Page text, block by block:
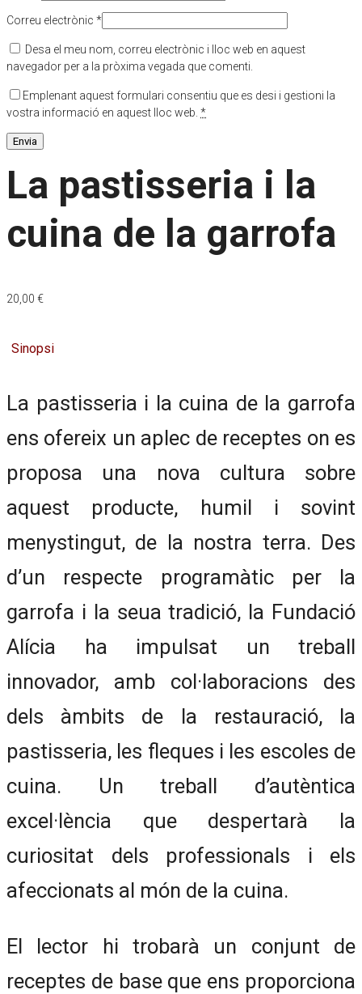
Correu electrònic *
Desa el meu nom, correu electrònic i lloc web en aquest
navegador per a la pròxima vegada que comenti.
Emplenant aquest formulari consentiu que es desi i gestioni la
vostra informació en aquest lloc web. *
La pastisseria i la
cuina de la garrofa
20,00 €
Sinopsi
La pastisseria i la cuina de la garrofa
ens ofereix un aplec de receptes on es
proposa una nova cultura sobre
aquest producte, humil i sovint
menystingut, de la nostra terra. Des
d’un respecte programàtic per la
garrofa i la seua tradició, la Fundació
Alícia ha impulsat un treball
innovador, amb col·laboracions des
dels àmbits de la restauració, la
pastisseria, les fleques i les escoles de
cuina. Un treball d’autèntica
excel·lència que despertarà la
curiositat dels professionals i els
afeccionats al món de la cuina.
El lector hi trobarà un conjunt de
receptes de base que ens proporciona